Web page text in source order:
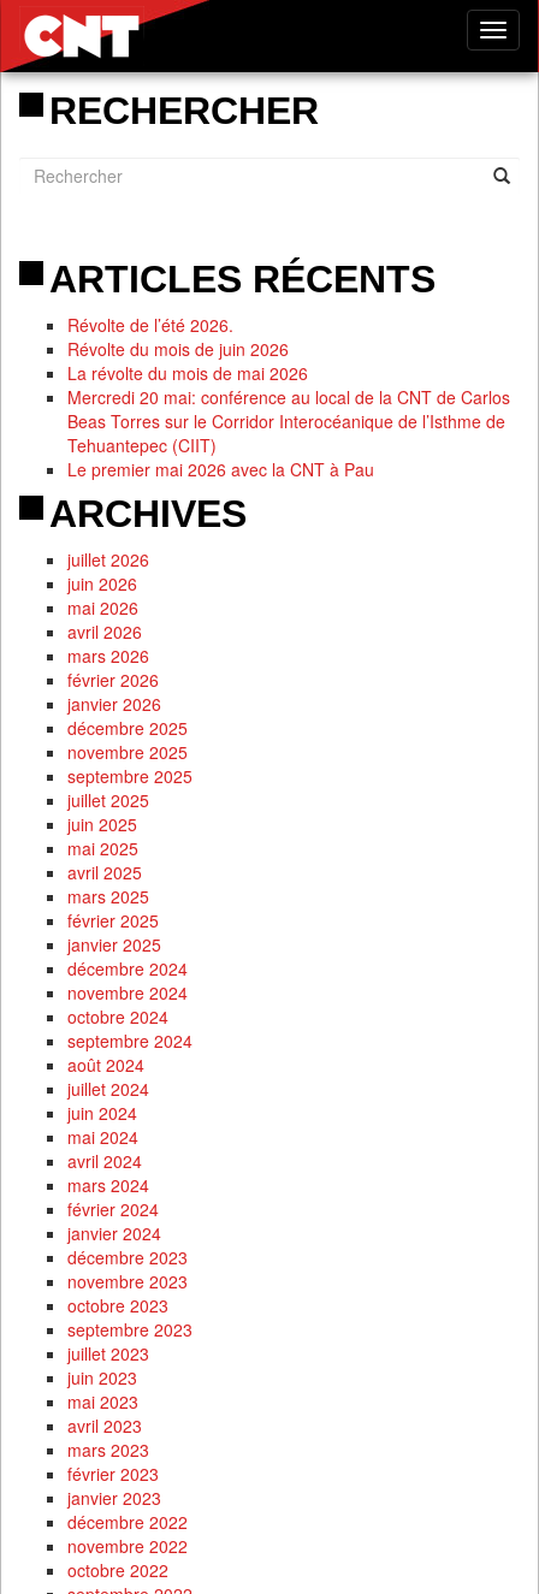
RECHERCHER
ARTICLES RÉCENTS
Révolte de l’été 2026.
Révolte du mois de juin 2026
La révolte du mois de mai 2026
Mercredi 20 mai: conférence au local de la CNT de Carlos
Beas Torres sur le Corridor Interocéanique de l’Isthme de
Tehuantepec (CIIT)
Le premier mai 2026 avec la CNT à Pau
ARCHIVES
juillet 2026
juin 2026
mai 2026
avril 2026
mars 2026
février 2026
janvier 2026
décembre 2025
novembre 2025
septembre 2025
juillet 2025
juin 2025
mai 2025
avril 2025
mars 2025
février 2025
janvier 2025
décembre 2024
novembre 2024
octobre 2024
septembre 2024
août 2024
juillet 2024
juin 2024
mai 2024
avril 2024
mars 2024
février 2024
janvier 2024
décembre 2023
novembre 2023
octobre 2023
septembre 2023
juillet 2023
juin 2023
mai 2023
avril 2023
mars 2023
février 2023
janvier 2023
décembre 2022
novembre 2022
octobre 2022